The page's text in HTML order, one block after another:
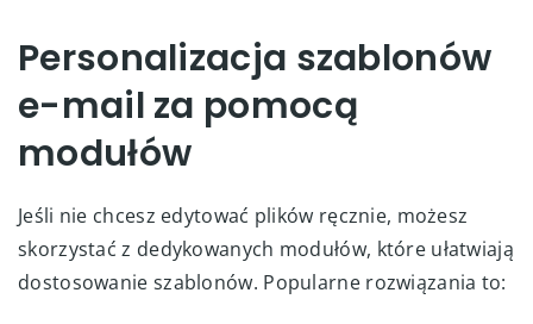
Personalizacja szablonów
e-mail za pomocą
modułów
Jeśli nie chcesz edytować plików ręcznie, możesz
skorzystać z dedykowanych modułów, które ułatwiają
dostosowanie szablonów. Popularne rozwiązania to: